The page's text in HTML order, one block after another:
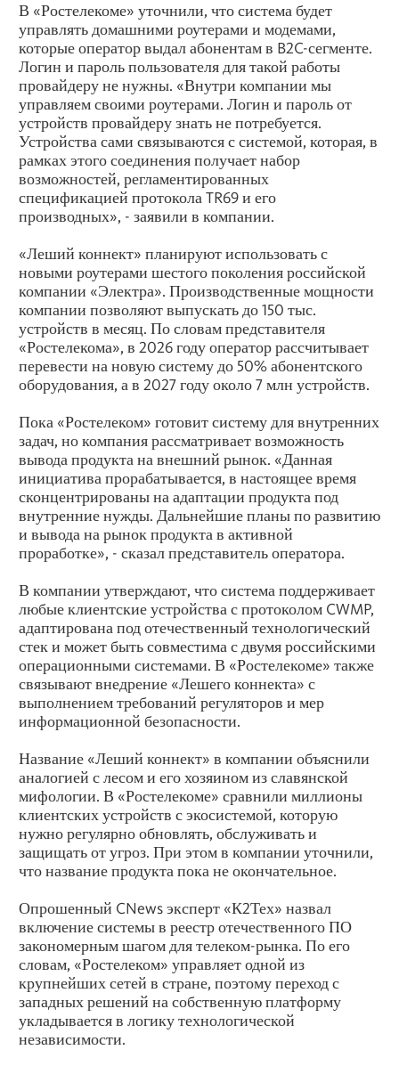
В «Ростелекоме» уточнили, что система будет
управлять домашними роутерами и модемами,
которые оператор выдал абонентам в B2C-сегменте.
Логин и пароль пользователя для такой работы
провайдеру не нужны. «Внутри компании мы
управляем своими роутерами. Логин и пароль от
устройств провайдеру знать не потребуется.
Устройства сами связываются с системой, которая, в
рамках этого соединения получает набор
возможностей, регламентированных
спецификацией протокола TR69 и его
производных», - заявили в компании.
«Леший коннект» планируют использовать с
новыми роутерами шестого поколения российской
компании «Электра». Производственные мощности
компании позволяют выпускать до 150 тыс.
устройств в месяц. По словам представителя
«Ростелекома», в 2026 году оператор рассчитывает
перевести на новую систему до 50% абонентского
оборудования, а в 2027 году около 7 млн устройств.
Пока «Ростелеком» готовит систему для внутренних
задач, но компания рассматривает возможность
вывода продукта на внешний рынок. «Данная
инициатива прорабатывается, в настоящее время
сконцентрированы на адаптации продукта под
внутренние нужды. Дальнейшие планы по развитию
и вывода на рынок продукта в активной
проработке», - сказал представитель оператора.
В компании утверждают, что система поддерживает
любые клиентские устройства с протоколом CWMP,
адаптирована под отечественный технологический
стек и может быть совместима с двумя российскими
операционными системами. В «Ростелекоме» также
связывают внедрение «Лешего коннекта» с
выполнением требований регуляторов и мер
информационной безопасности.
Название «Леший коннект» в компании объяснили
аналогией с лесом и его хозяином из славянской
мифологии. В «Ростелекоме» сравнили миллионы
клиентских устройств с экосистемой, которую
нужно регулярно обновлять, обслуживать и
защищать от угроз. При этом в компании уточнили,
что название продукта пока не окончательное.
Опрошенный CNews эксперт «К2Тех» назвал
включение системы в реестр отечественного ПО
закономерным шагом для телеком-рынка. По его
словам, «Ростелеком» управляет одной из
крупнейших сетей в стране, поэтому переход с
западных решений на собственную платформу
укладывается в логику технологической
независимости.